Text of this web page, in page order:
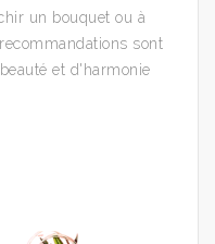
un bouquet ou à
sont
et d'harmonie